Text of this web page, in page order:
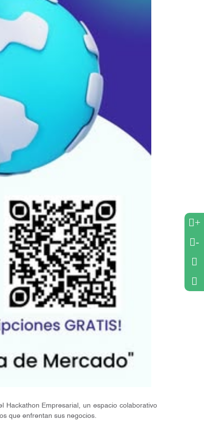
Hackathon Empresarial, un espacio colaborativo
que enfrentan sus negocios.
+
-